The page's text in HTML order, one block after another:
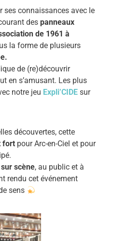
ses connaissances avec le
des panneaux
de 1961 à
la forme de plusieurs
de (re)découvrir
en s’amusant. Les plus
notre jeu Expli’CIDE sur
découvertes, cette
fort pour Arc-en-Ciel et pour
scène, au public et à
rendu cet événement
sens